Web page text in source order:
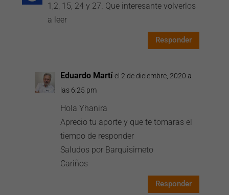
1,2, 15, 24 y 27. Que interesante volverlos
a leer
Responder
Eduardo Martí el 2 de diciembre, 2020 a
las 6:25 pm
Hola Yhanira
Aprecio tu aporte y que te tomaras el
tiempo de responder
Saludos por Barquisimeto
Cariños
Responder